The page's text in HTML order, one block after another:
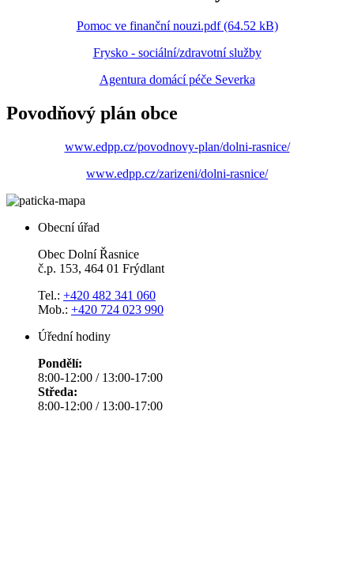
Pomoc ve finanční nouzi.pdf (64.52 kB)
Frysko - sociální/zdravotní služby
Agentura domácí péče Severka
Povodňový plán obce
www.edpp.cz/povodnovy-plan/dolni-rasnice/
www.edpp.cz/zarizeni/dolni-rasnice/
Obecní úřad
Obec Dolní Řasnice
č.p. 153, 464 01 Frýdlant
Tel.: +420 482 341 060
Mob.: +420 724 023 990
Úřední hodiny
Pondělí:
8:00-12:00 / 13:00-17:00
Středa:
8:00-12:00 / 13:00-17:00